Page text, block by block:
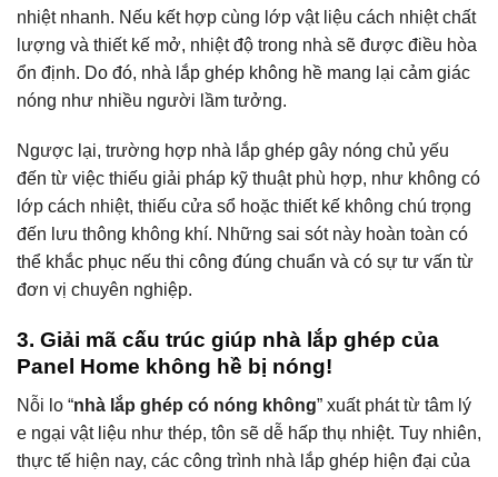
nhiệt nhanh. Nếu kết hợp cùng lớp vật liệu cách nhiệt chất
lượng và thiết kế mở, nhiệt độ trong nhà sẽ được điều hòa
ổn định. Do đó, nhà lắp ghép không hề mang lại cảm giác
nóng như nhiều người lầm tưởng.
Ngược lại, trường hợp nhà lắp ghép gây nóng chủ yếu
đến từ việc thiếu giải pháp kỹ thuật phù hợp, như không có
lớp cách nhiệt, thiếu cửa sổ hoặc thiết kế không chú trọng
đến lưu thông không khí. Những sai sót này hoàn toàn có
thể khắc phục nếu thi công đúng chuẩn và có sự tư vấn từ
đơn vị chuyên nghiệp.
3. Giải mã cấu trúc giúp nhà lắp ghép của
Panel Home không hề bị nóng!
Nỗi lo “nhà lắp ghép có nóng không” xuất phát từ tâm lý
e ngại vật liệu như thép, tôn sẽ dễ hấp thụ nhiệt. Tuy nhiên,
thực tế hiện nay, các công trình nhà lắp ghép hiện đại của